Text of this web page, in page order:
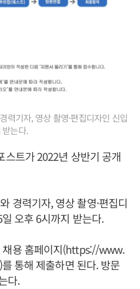
기자, 영상 촬영·편집디자인 신입
는다.
스트가 2022년 상반기 공개
경력기자, 영상 촬영·편집디
오후 6시까지 받는다.
채용 홈페이지(https://www.
통해 제출하면 된다. 방문
다.